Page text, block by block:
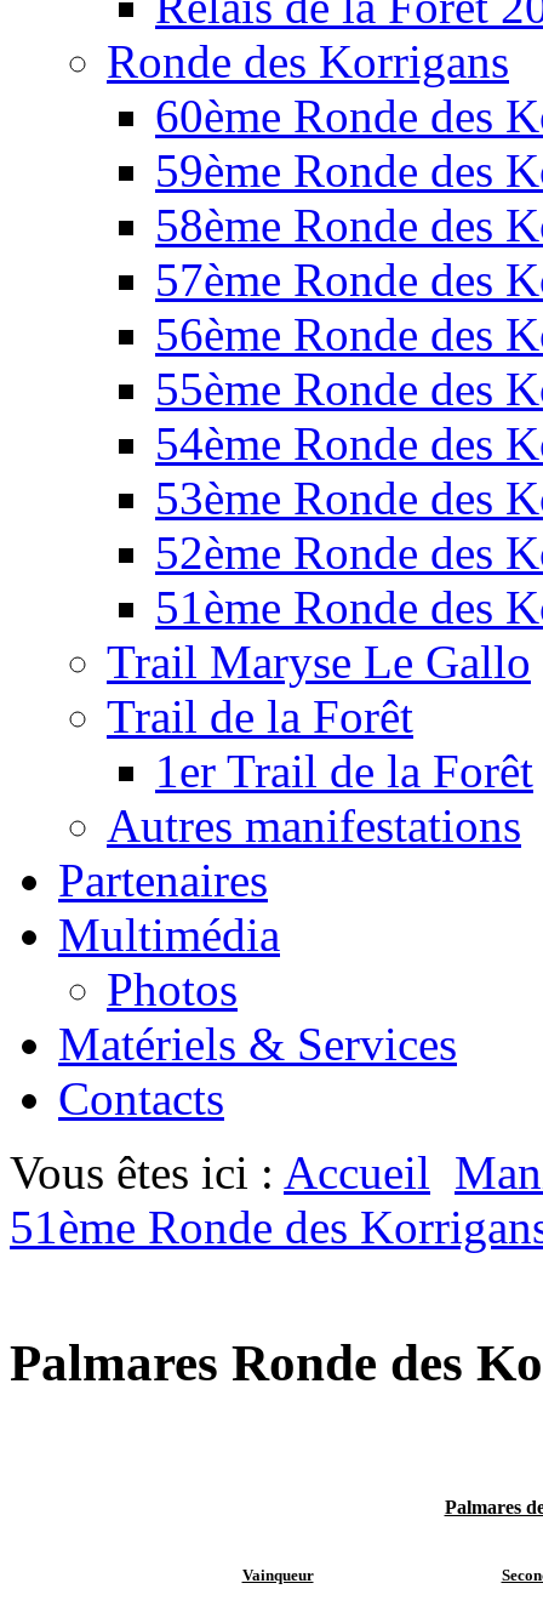
Ronde des Korrigans
60ème Ronde des
59ème Ronde des
58ème Ronde des
57ème Ronde des
56ème Ronde des
55ème Ronde des
54ème Ronde des
53ème Ronde des
52ème Ronde des
51ème Ronde des
Trail Maryse Le Gallo
Trail de la Forêt
1er Trail de la Forêt
Autres manifestations
Partenaires
Multimédia
Photos
Matériels & Services
Contacts
Vous êtes ici : Accueil
51ème Ronde des
Palmares Ronde des
Palmares
Vainqueur